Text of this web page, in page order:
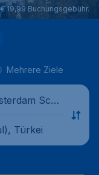
19,99 Buchungsgebühr.
Mehrere Ziele
Schi
Türkei